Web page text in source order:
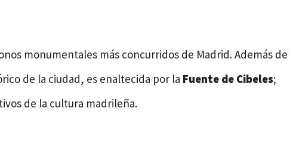
monumentales más concurridos de Madrid. Además de
de la ciudad, es enaltecida por la Fuente de Cibeles;
de la cultura madrileña.